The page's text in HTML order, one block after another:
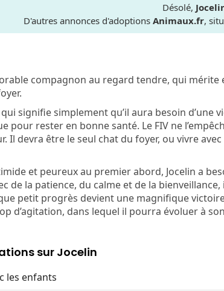
Désolé,
D'autres annonces d'adoptions Animaux.fr,
compagnon au regard tendre, qui
signifie simplement qu’il aura besoin d’une
pour rester en bonne santé. Le FIV ne
Il devra être le seul chat du foyer, ou vivre
et peureux au premier abord, Jocelin a
de la patience, du calme et de la
petit progrès devient une magnifique
d’agitation, dans lequel il pourra évoluer à
sur Jocelin
les enfants